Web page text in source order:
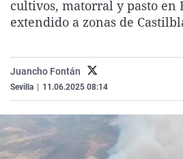
cultivos, matorral y pasto en
extendido a zonas de
Juancho Fontán
Sevilla 11.06.2025 08:14